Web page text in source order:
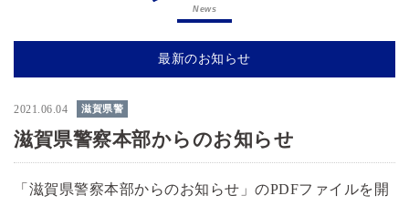
News
最新のお知らせ
2021.06.04 滋賀県警
滋賀県警察本部からのお知らせ
「滋賀県警察本部からのお知らせ」のPDFファイルを開